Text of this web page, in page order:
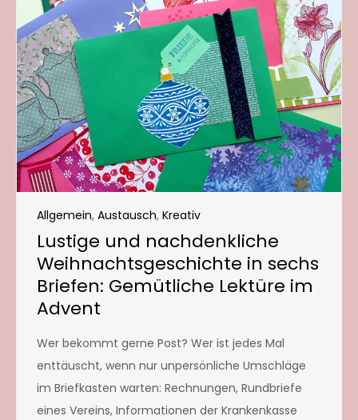
Allgemein, Austausch, Kreativ
Lustige und nachdenkliche
Weihnachtsgeschichte in sechs
Briefen: Gemütliche Lektüre im
Advent
Wer bekommt gerne Post? Wer ist jedes Mal
enttäuscht, wenn nur unpersönliche Umschläge
im Briefkasten warten: Rechnungen, Rundbriefe
eines Vereins, Informationen der Krankenkasse